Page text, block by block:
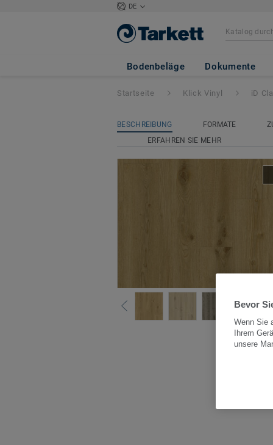
DE
Bodenbeläge Dokumente
iD Classics Click
Startseite Klick Vinyl iD
BESCHREIBUNG FORMATE
ERFAHREN SIE MEHR
Alle
Bevor
Wenn Sie
Ihrem
unsere